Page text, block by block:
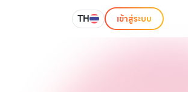
TH เข้าสู่ระบบ